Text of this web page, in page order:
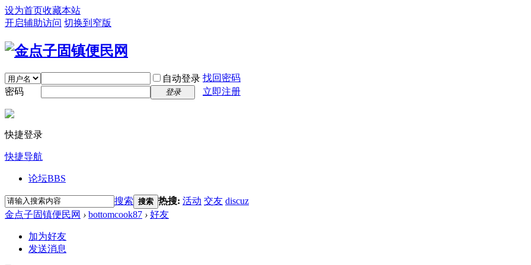
设为首页收藏本站
开启辅助访问 切换到窄版
自动登录 找回密码
密码
登录 立即注册
快捷登录
快捷导航
论坛BBS
搜索 搜索 热搜: 活动 交友 discuz
金点子固镇便民网 › bottomcook87 › 好友
加为好友
发送消息